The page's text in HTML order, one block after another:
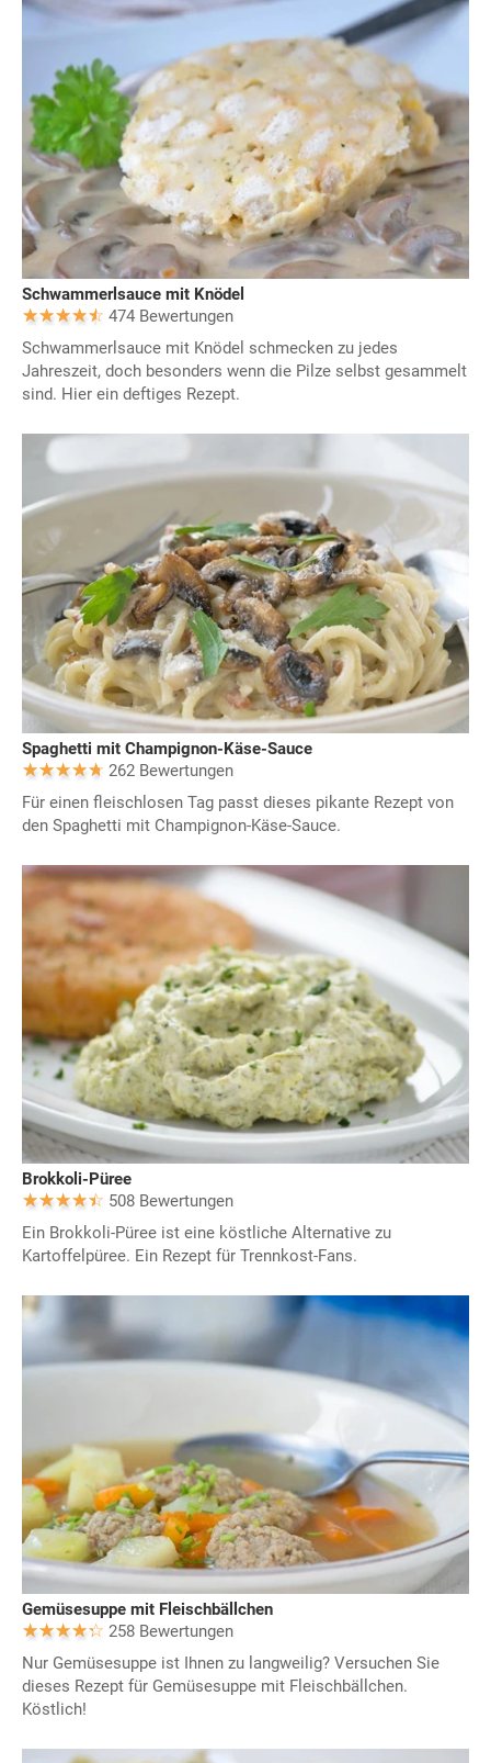
Schwammerlsauce mit Knödel
474 Bewertungen
Schwammerlsauce mit Knödel schmecken zu jedes
Jahreszeit, doch besonders wenn die Pilze selbst gesammelt
sind. Hier ein deftiges Rezept.
Spaghetti mit Champignon-Käse-Sauce
262 Bewertungen
Für einen fleischlosen Tag passt dieses pikante Rezept von
den Spaghetti mit Champignon-Käse-Sauce.
Brokkoli-Püree
508 Bewertungen
Ein Brokkoli-Püree ist eine köstliche Alternative zu
Kartoffelpüree. Ein Rezept für Trennkost-Fans.
Gemüsesuppe mit Fleischbällchen
258 Bewertungen
Nur Gemüsesuppe ist Ihnen zu langweilig? Versuchen Sie
dieses Rezept für Gemüsesuppe mit Fleischbällchen.
Köstlich!